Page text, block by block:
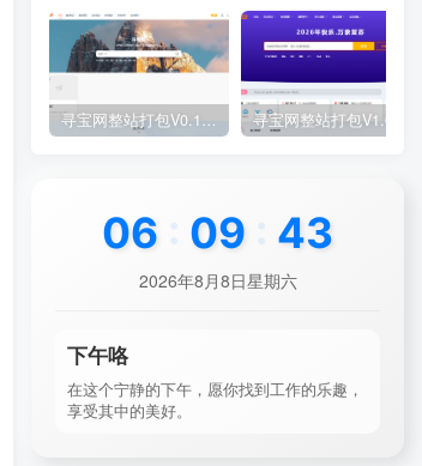
寻宝网整站打包V0.1(原创)
06 : 09 : 45
2026年8月8日星期六
下午咯
在这个宁静的下午，愿你找到工作的乐趣，
享受其中的美好。